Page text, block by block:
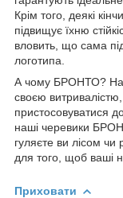
Крім того, деякі
підвищує їхню
вловить, що сама
логотипа.
А чому БРОНТО?
своєю
пристосовуватися
наші черевики
гуляєте ви лісом
для того, щоб ваші
Приховати